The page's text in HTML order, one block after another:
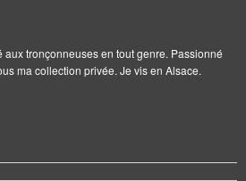
tronçonneuses en tout genre. Passionné
ma collection privée. Je vis en Alsace.